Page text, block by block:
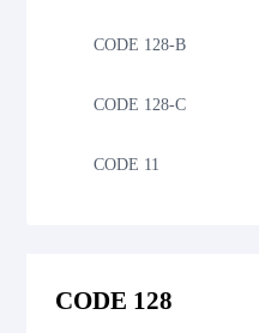
CODE 128-B
CODE 128-C
CODE 11
CODE 128